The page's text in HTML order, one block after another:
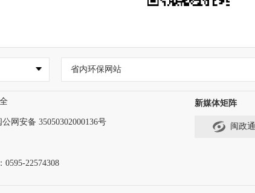
省内环保网站
公网安备 35050302000136号
22574308
新媒体矩阵
闽政通